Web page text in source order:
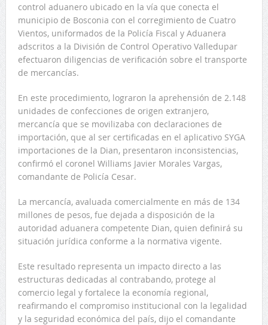
control aduanero ubicado en la vía que conecta el
municipio de Bosconia con el corregimiento de Cuatro
Vientos, uniformados de la Policía Fiscal y Aduanera
adscritos a la División de Control Operativo Valledupar
efectuaron diligencias de verificación sobre el transporte
de mercancías.
En este procedimiento, lograron la aprehensión de 2.148
unidades de confecciones de origen extranjero,
mercancía que se movilizaba con declaraciones de
importación, que al ser certificadas en el aplicativo SYGA
importaciones de la Dian, presentaron inconsistencias,
confirmó el coronel Williams Javier Morales Vargas,
comandante de Policía Cesar.
La mercancía, avaluada comercialmente en más de 134
millones de pesos, fue dejada a disposición de la
autoridad aduanera competente Dian, quien definirá su
situación jurídica conforme a la normativa vigente.
Este resultado representa un impacto directo a las
estructuras dedicadas al contrabando, protege al
comercio legal y fortalece la economía regional,
reafirmando el compromiso institucional con la legalidad
y la seguridad económica del país, dijo el comandante